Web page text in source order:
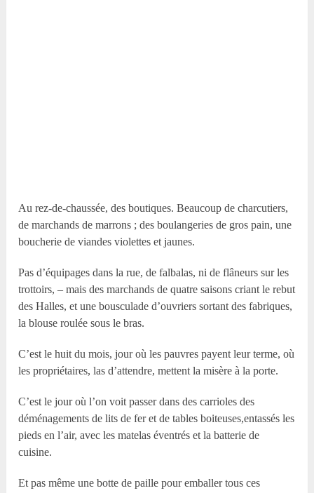
Au rez-de-chaussée, des boutiques. Beaucoup de charcutiers,
de marchands de marrons ; des boulangeries de gros pain, une
boucherie de viandes violettes et jaunes.
Pas d’équipages dans la rue, de falbalas, ni de flâneurs sur les
trottoirs, – mais des marchands de quatre saisons criant le rebut
des Halles, et une bousculade d’ouvriers sortant des fabriques,
la blouse roulée sous le bras.
C’est le huit du mois, jour où les pauvres payent leur terme, où
les propriétaires, las d’attendre, mettent la misère à la porte.
C’est le jour où l’on voit passer dans des carrioles des
déménagements de lits de fer et de tables boiteuses,entassés les
pieds en l’air, avec les matelas éventrés et la batterie de
cuisine.
Et pas même une botte de paille pour emballer tous ces